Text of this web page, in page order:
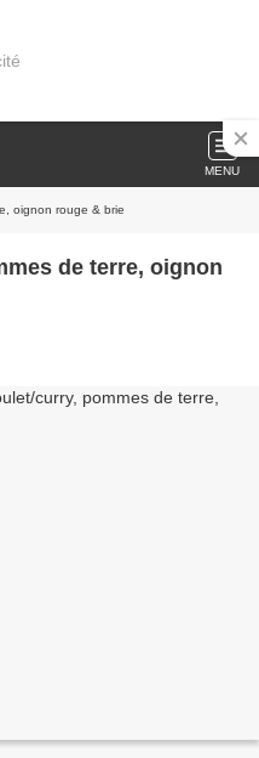
MENU
oignon rouge & brie
de terre, oignon